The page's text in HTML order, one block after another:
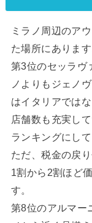
ミラノ周辺のア
た場所にあります
第3位のセッラヴ
ノよりもジェノ
はイタリアでは
店舗数も充実し
ランキングにし
ただ、税金の戻
1割から2割ほど
す。
第8位のアルマー